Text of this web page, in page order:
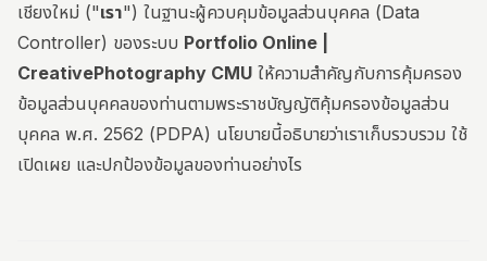
เชียงใหม่ ("เรา") ในฐานะผู้ควบคุมข้อมูลส่วนบุคคล (Data
Controller) ของระบบ Portfolio Online |
CreativePhotography CMU ให้ความสำคัญกับการคุ้มครอง
ข้อมูลส่วนบุคคลของท่านตามพระราชบัญญัติคุ้มครองข้อมูลส่วน
บุคคล พ.ศ. 2562 (PDPA) นโยบายนี้อธิบายว่าเราเก็บรวบรวม ใช้
เปิดเผย และปกป้องข้อมูลของท่านอย่างไร